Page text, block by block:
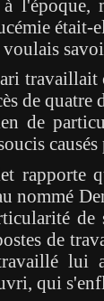
l'époque,
voulais
travaillait
de
de
rapporte
nommé
de
de
lui
qui